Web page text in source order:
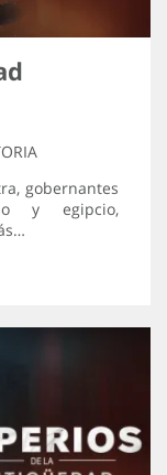
gobernantes
y egipcio,